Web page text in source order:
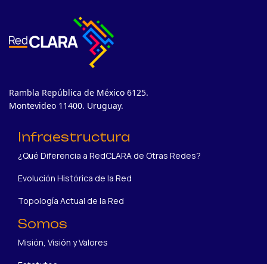
Rambla República de México 6125.
Montevideo 11400. Uruguay.
Infraestructura
¿Qué Diferencia a RedCLARA de Otras Redes?
Evolución Histórica de la Red
Topología Actual de la Red
Somos
Misión, Visión y Valores